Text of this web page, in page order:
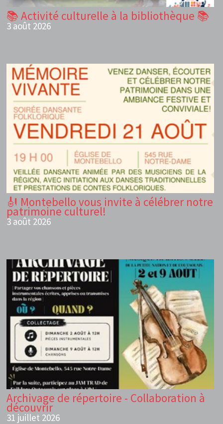
📚 Activité culturelle à la bibliothèque 📚
3 août 2026
🎻 Montebello vous invite à célébrer notre
patrimoine culturel!
3 août 2026
Archivage de répertoire - Collaboration à
découvrir
31 juillet 2026